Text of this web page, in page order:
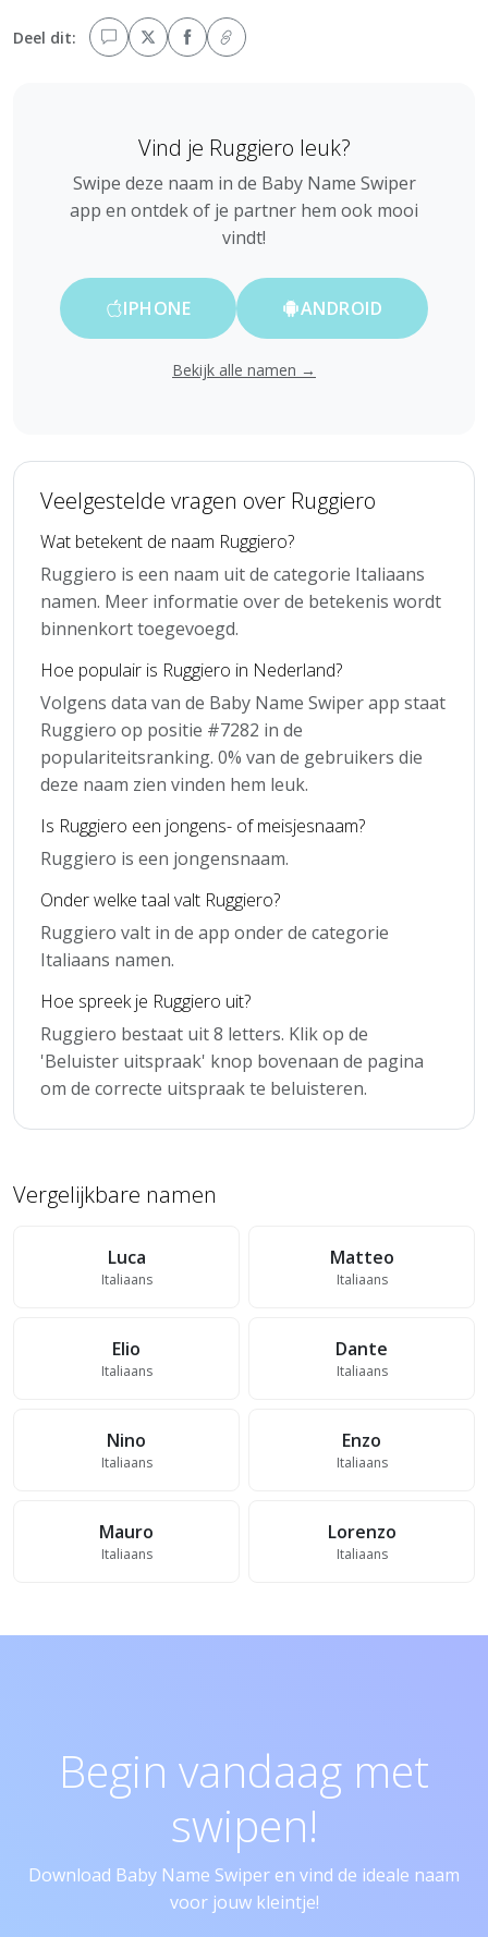
Deel dit:
Vind je Ruggiero leuk?
Swipe deze naam in de Baby Name Swiper
app en ontdek of je partner hem ook mooi
vindt!
IPHONE ANDROID
Bekijk alle namen →
Veelgestelde vragen over Ruggiero
Wat betekent de naam Ruggiero?
Ruggiero is een naam uit de categorie Italiaans
namen. Meer informatie over de betekenis wordt
binnenkort toegevoegd.
Hoe populair is Ruggiero in Nederland?
Volgens data van de Baby Name Swiper app staat
Ruggiero op positie #7282 in de
populariteitsranking. 0% van de gebruikers die
deze naam zien vinden hem leuk.
Is Ruggiero een jongens- of meisjesnaam?
Ruggiero is een jongensnaam.
Onder welke taal valt Ruggiero?
Ruggiero valt in de app onder de categorie
Italiaans namen.
Hoe spreek je Ruggiero uit?
Ruggiero bestaat uit 8 letters. Klik op de
'Beluister uitspraak' knop bovenaan de pagina
om de correcte uitspraak te beluisteren.
Vergelijkbare namen
Luca
Italiaans
Matteo
Italiaans
Elio
Italiaans
Dante
Italiaans
Nino
Italiaans
Enzo
Italiaans
Mauro
Italiaans
Lorenzo
Italiaans
Begin vandaag met
swipen!
Download Baby Name Swiper en vind de ideale naam
voor jouw kleintje!